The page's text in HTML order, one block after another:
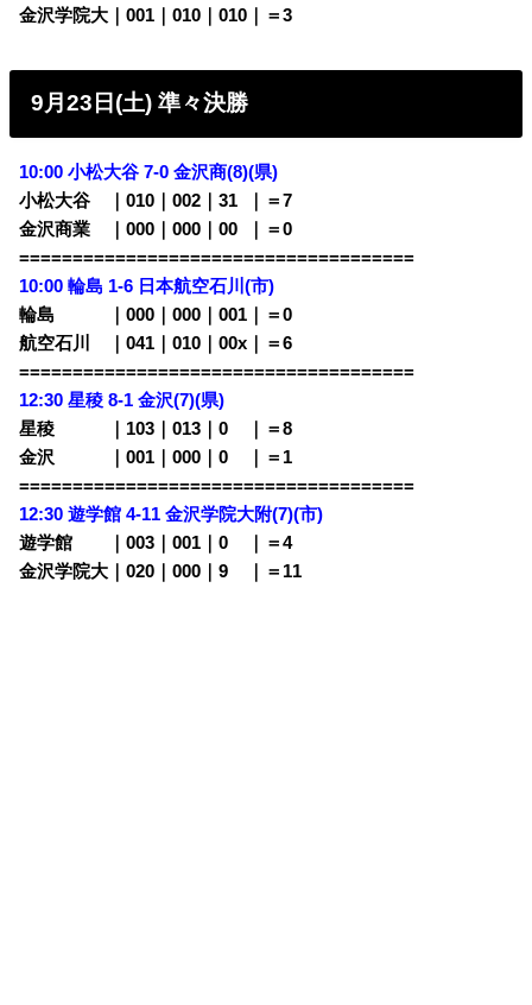
金沢学院大｜001｜010｜010｜＝3
9月23日(土) 準々決勝
10:00 小松大谷 7-0 金沢商(8)(県)
小松大谷 ｜010｜002｜31
｜＝7
金沢商業 ｜000｜000｜00
｜＝0
=====================================
10:00 輪島 1-6 日本航空石川(市)
輪島 ｜000｜000｜001｜＝0
航空石川 ｜041｜010｜00x｜＝6
=====================================
12:30 星稜 8-1 金沢(7)(県)
星稜 ｜103｜013｜0
｜＝8
金沢 ｜001｜000｜0
｜＝1
=====================================
12:30 遊学館 4-11 金沢学院大附(7)(市)
遊学館 ｜003｜001｜0
｜＝4
金沢学院大｜020｜000｜9
｜＝11